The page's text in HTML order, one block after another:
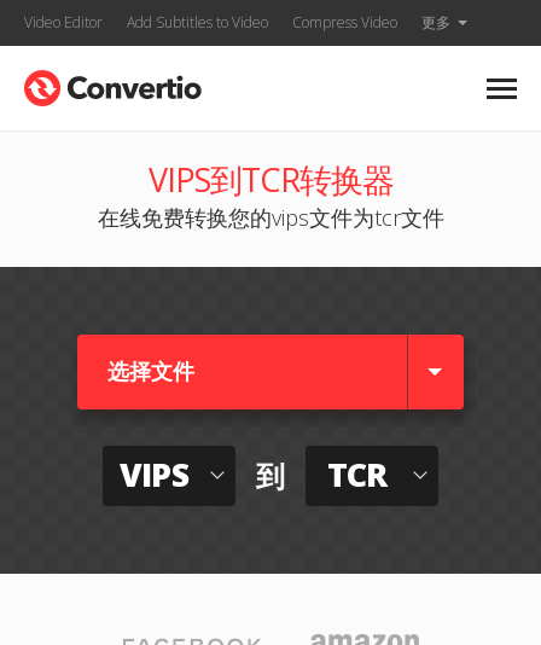
Video Editor Add Subtitles to Video Compress Video 更多
VIPS到TCR转换器
在线免费转换您的vips文件为tcr文件
选择文件
VIPS 到 TCR